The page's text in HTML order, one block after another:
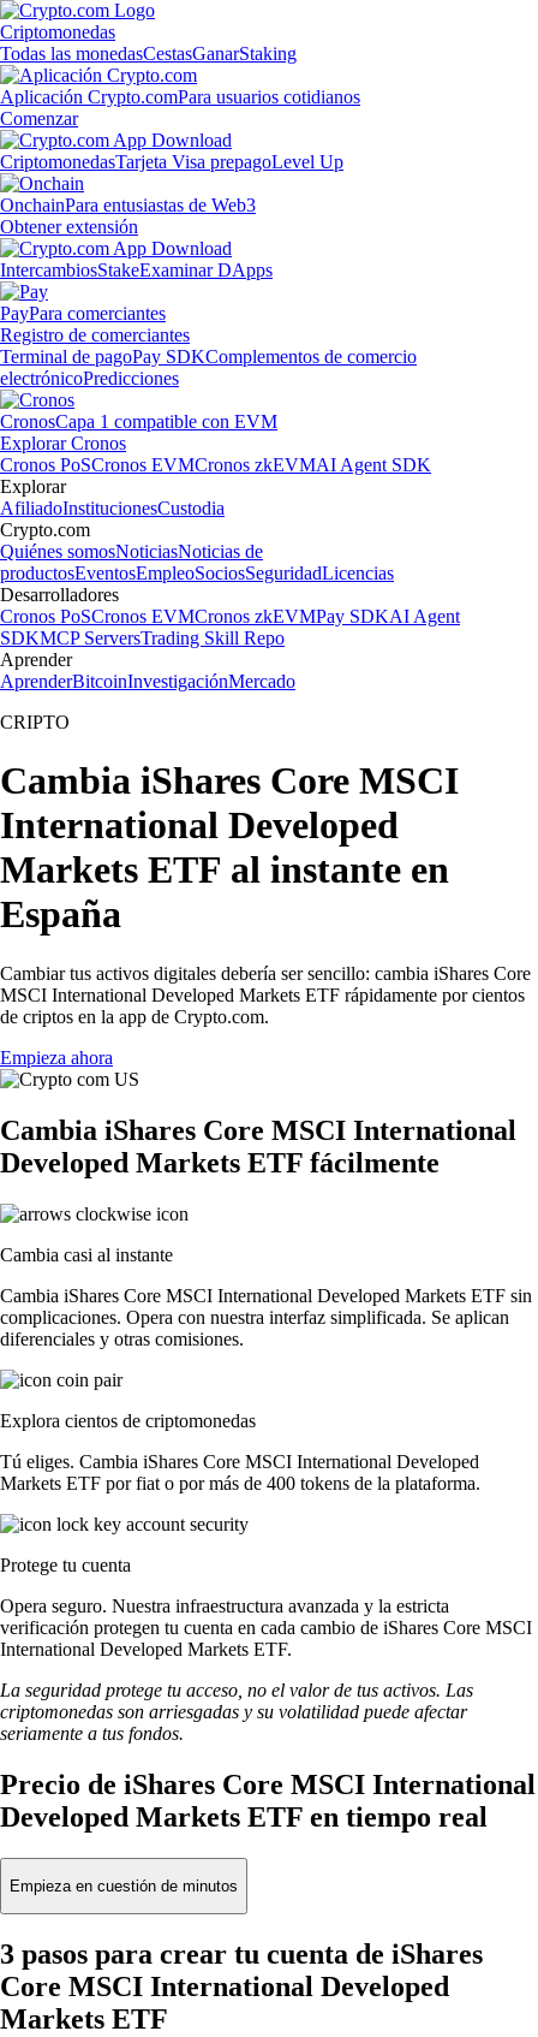
Criptomonedas
Todas las monedasCestasGanarStaking
Aplicación Crypto.comPara usuarios cotidianos
Comenzar
CriptomonedasTarjeta Visa prepagoLevel Up
OnchainPara entusiastas de Web3
Obtener extensión
IntercambiosStakeExaminar DApps
PayPara comerciantes
Registro de comerciantes
Terminal de pagoPay SDKComplementos de comercio
electrónicoPredicciones
CronosCapa 1 compatible con EVM
Explorar Cronos
Cronos PoSCronos EVMCronos zkEVMAI Agent SDK
Explorar
AfiliadoInstitucionesCustodia
Crypto.com
Quiénes somosNoticiasNoticias de
productosEventosEmpleoSociosSeguridadLicencias
Desarrolladores
Cronos PoSCronos EVMCronos zkEVMPay SDKAI Agent
SDKMCP ServersTrading Skill Repo
Aprender
AprenderBitcoinInvestigaciónMercado
CRIPTO
Cambia iShares Core MSCI
International Developed
Markets ETF al instante en
España
Cambiar tus activos digitales debería ser sencillo: cambia iShares Core
MSCI International Developed Markets ETF rápidamente por cientos
de criptos en la app de Crypto.com.
Empieza ahora
Cambia iShares Core MSCI International
Developed Markets ETF fácilmente
Cambia casi al instante
Cambia iShares Core MSCI International Developed Markets ETF sin
complicaciones. Opera con nuestra interfaz simplificada. Se aplican
diferenciales y otras comisiones.
Explora cientos de criptomonedas
Tú eliges. Cambia iShares Core MSCI International Developed
Markets ETF por fiat o por más de 400 tokens de la plataforma.
Protege tu cuenta
Opera seguro. Nuestra infraestructura avanzada y la estricta
verificación protegen tu cuenta en cada cambio de iShares Core MSCI
International Developed Markets ETF.
La seguridad protege tu acceso, no el valor de tus activos. Las
criptomonedas son arriesgadas y su volatilidad puede afectar
seriamente a tus fondos.
Precio de iShares Core MSCI International
Developed Markets ETF en tiempo real
Empieza en cuestión de minutos
3 pasos para crear tu cuenta de iShares
Core MSCI International Developed
Markets ETF